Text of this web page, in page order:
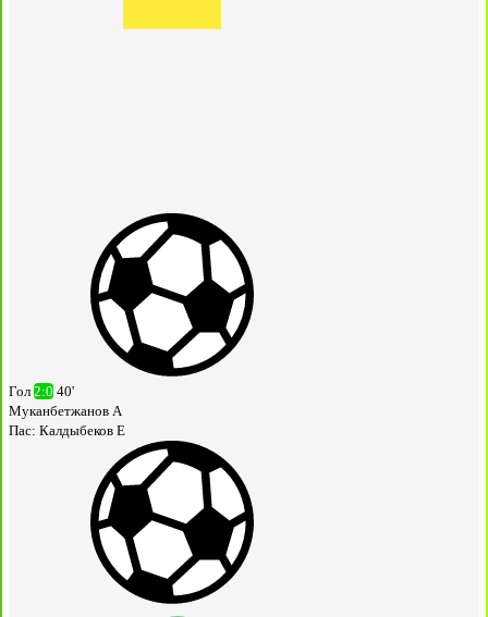
Гол 2:0 40'
Муканбетжанов А
Пас: Калдыбеков Е